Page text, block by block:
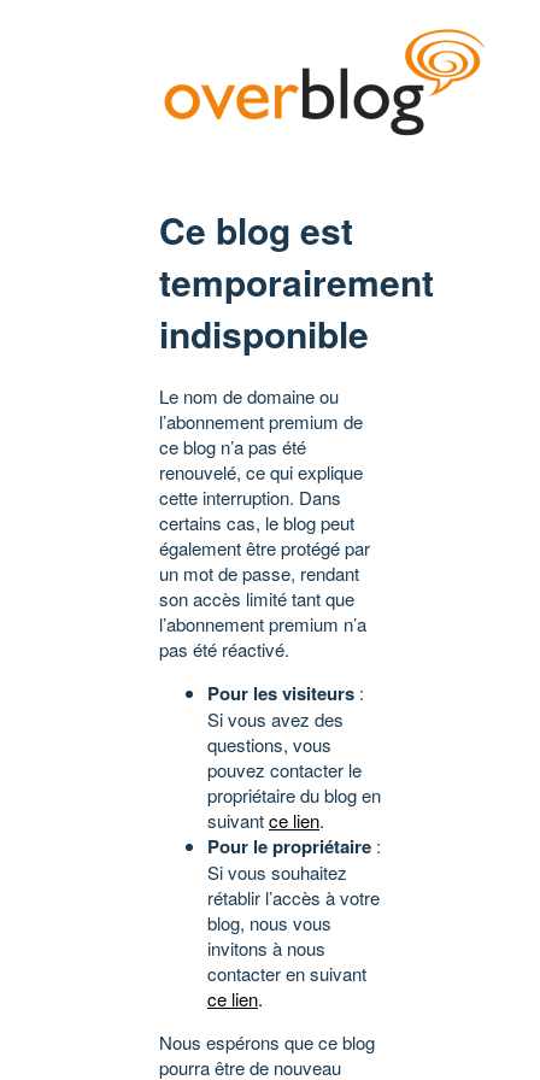
Ce blog est
temporairement
indisponible
Le nom de domaine ou
l’abonnement premium de
ce blog n’a pas été
renouvelé, ce qui explique
cette interruption. Dans
certains cas, le blog peut
également être protégé par
un mot de passe, rendant
son accès limité tant que
l’abonnement premium n’a
pas été réactivé.
Pour les visiteurs :
Si vous avez des
questions, vous
pouvez contacter le
propriétaire du blog en
suivantce lien.
Pour le propriétaire :
Si vous souhaitez
rétablir l’accès à votre
blog, nous vous
invitons à nous
contacter en suivant
ce lien.
Nous espérons que ce blog
pourra être de nouveau